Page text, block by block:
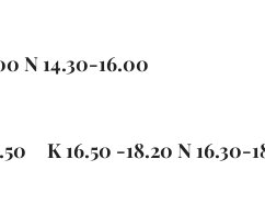
N 14.30-16.00
K 16.50 -18.20 N 16.30-